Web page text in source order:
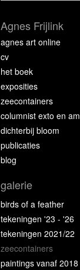
Agnes Frijlink
agnes art online
cv
het boek
exposities
zeecontainers
columnist exto en am
dichterbij bloom
publicaties
blog
galerie
birds of a feather
tekeningen '23 - '26
tekeningen 2021/22
zeecontainers
paintings vanaf 2018